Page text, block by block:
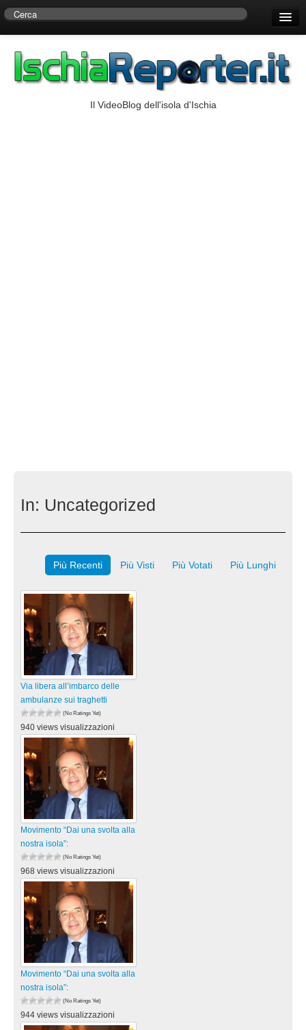
Centro di Ricerche Storiche D’Ambra
Il VideoBlog dell'isola d'Ischia
In: Uncategorized
Più Recenti Più Visti Più Votati Più Lunghi
Via libera all’imbarco delle
ambulanze sui traghetti
(No Ratings Yet)
940 views visualizzazioni
Movimento “Dai una svolta alla
nostra isola”:
(No Ratings Yet)
968 views visualizzazioni
Movimento “Dai una svolta alla
nostra isola”:
(No Ratings Yet)
944 views visualizzazioni